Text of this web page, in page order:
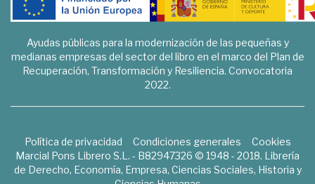
Ayudas públicas para la modernización de las pequeñas y
medianas empresas del sector del libro en el marco del Plan de
Recuperación, Transformación y Resiliencia. Convocatoria
2022.
Política de privacidad Condiciones generales
Cookies
Marcial Pons Librero S.L. - B82947326 © 1948 - 2018. Librería
de Derecho, Economía, Empresa, Ciencias Sociales, Historia y